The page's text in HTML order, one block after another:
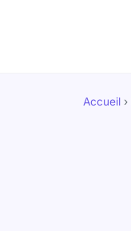
Accueil ›